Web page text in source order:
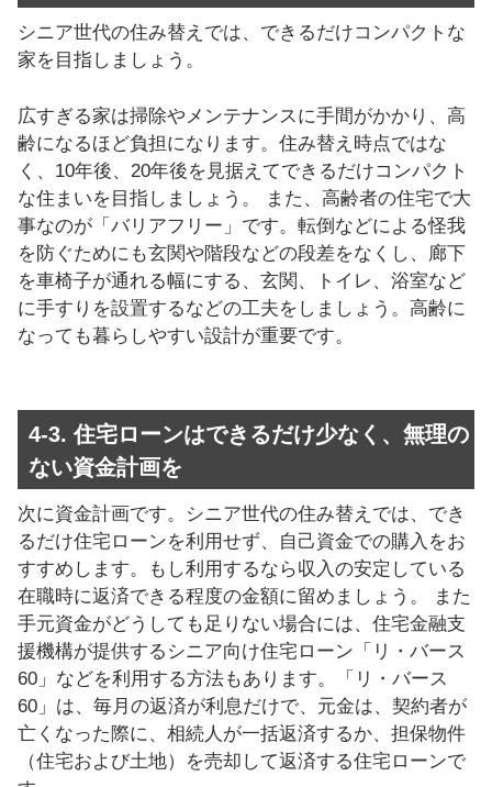
シニア世代の住み替えでは、できるだけコンパクトな
家を目指しましょう。
広すぎる家は掃除やメンテナンスに手間がかかり、高
齢になるほど負担になります。住み替え時点ではな
く、10年後、20年後を見据えてできるだけコンパクト
な住まいを目指しましょう。 また、高齢者の住宅で大
事なのが「バリアフリー」です。転倒などによる怪我
を防ぐためにも玄関や階段などの段差をなくし、廊下
を車椅子が通れる幅にする、玄関、トイレ、浴室など
に手すりを設置するなどの工夫をしましょう。高齢に
なっても暮らしやすい設計が重要です。
4-3. 住宅ローンはできるだけ少なく、無理の
ない資金計画を
次に資金計画です。シニア世代の住み替えでは、でき
るだけ住宅ローンを利用せず、自己資金での購入をお
すすめします。もし利用するなら収入の安定している
在職時に返済できる程度の金額に留めましょう。 また
手元資金がどうしても足りない場合には、住宅金融支
援機構が提供するシニア向け住宅ローン「リ・バース
60」などを利用する方法もあります。「リ・バース
60」は、毎月の返済が利息だけで、元金は、契約者が
亡くなった際に、相続人が一括返済するか、担保物件
（住宅および土地）を売却して返済する住宅ローンで